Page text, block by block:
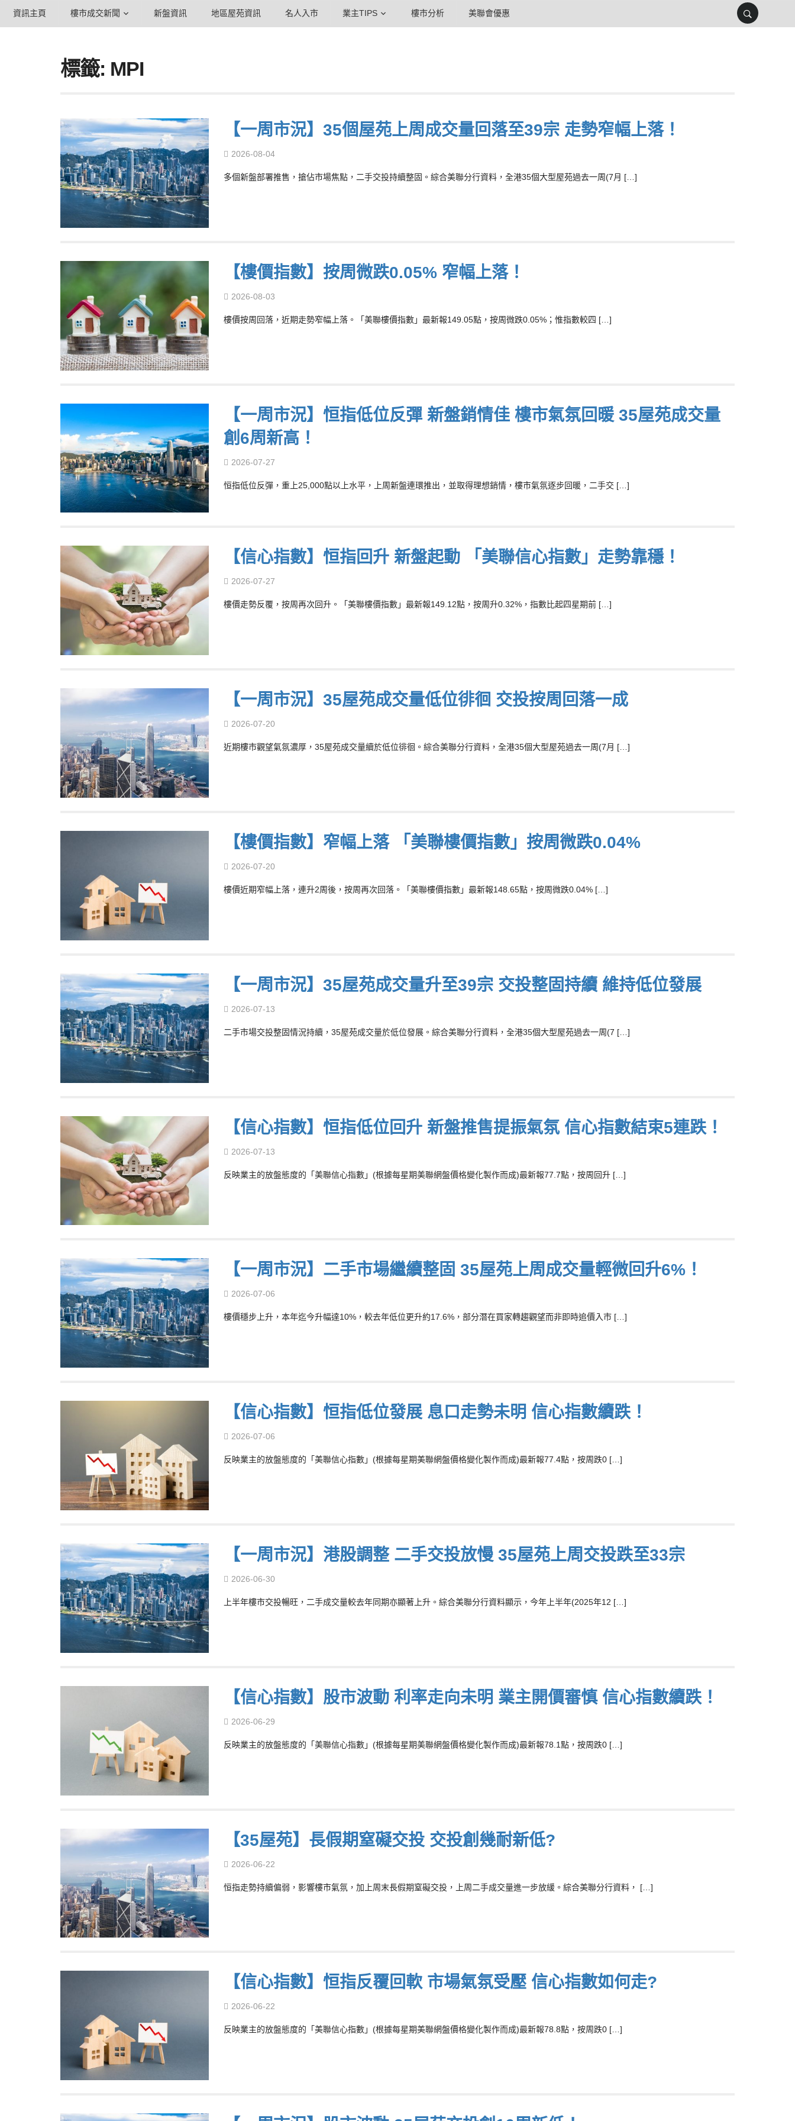
資訊主頁 樓市成交新聞 新盤資訊 地區屋苑資訊 名人入市 業主TIPS 樓市分析 美聯會優惠
標籤: MPI
【一周市況】35個屋苑上周成交量回落至39宗 走勢窄幅上落！
2026-08-04
多個新盤部署推售，搶佔市場焦點，二手交投持續整固。綜合美聯分行資料，全港35個大型屋苑過去一周(7月 […]
【樓價指數】按周微跌0.05% 窄幅上落！
2026-08-03
樓價按周回落，近期走勢窄幅上落。「美聯樓價指數」最新報149.05點，按周微跌0.05%；惟指數較四 […]
【一周市況】恒指低位反彈 新盤銷情佳 樓市氣氛回暖 35屋苑成交量
創6周新高！
2026-07-27
恒指低位反彈，重上25,000點以上水平，上周新盤連環推出，並取得理想銷情，樓市氣氛逐步回暖，二手交 […]
【信心指數】恒指回升 新盤起動 「美聯信心指數」走勢靠穩！
2026-07-27
樓價走勢反覆，按周再次回升。「美聯樓價指數」最新報149.12點，按周升0.32%，指數比起四星期前 […]
【一周市況】35屋苑成交量低位徘徊 交投按周回落一成
2026-07-20
近期樓市觀望氣氛濃厚，35屋苑成交量續於低位徘徊。綜合美聯分行資料，全港35個大型屋苑過去一周(7月 […]
【樓價指數】窄幅上落 「美聯樓價指數」按周微跌0.04%
2026-07-20
樓價近期窄幅上落，連升2周後，按周再次回落。「美聯樓價指數」最新報148.65點，按周微跌0.04% […]
【一周市況】35屋苑成交量升至39宗 交投整固持續 維持低位發展
2026-07-13
二手市場交投整固情況持續，35屋苑成交量於低位發展。綜合美聯分行資料，全港35個大型屋苑過去一周(7 […]
【信心指數】恒指低位回升 新盤推售提振氣氛 信心指數結束5連跌！
2026-07-13
反映業主的放盤態度的「美聯信心指數」(根據每星期美聯網盤價格變化製作而成)最新報77.7點，按周回升 […]
【一周市況】二手市場繼續整固 35屋苑上周成交量輕微回升6%！
2026-07-06
樓價穩步上升，本年迄今升幅達10%，較去年低位更升約17.6%，部分潛在買家轉趨觀望而非即時追價入市 […]
【信心指數】恒指低位發展 息口走勢未明 信心指數續跌！
2026-07-06
反映業主的放盤態度的「美聯信心指數」(根據每星期美聯網盤價格變化製作而成)最新報77.4點，按周跌0 […]
【一周市況】港股調整 二手交投放慢 35屋苑上周交投跌至33宗
2026-06-30
上半年樓市交投暢旺，二手成交量較去年同期亦顯著上升。綜合美聯分行資料顯示，今年上半年(2025年12 […]
【信心指數】股市波動 利率走向未明 業主開價審慎 信心指數續跌！
2026-06-29
反映業主的放盤態度的「美聯信心指數」(根據每星期美聯網盤價格變化製作而成)最新報78.1點，按周跌0 […]
【35屋苑】長假期窒礙交投 交投創幾耐新低?
2026-06-22
恒指走勢持續偏弱，影響樓市氣氛，加上周末長假期窒礙交投，上周二手成交量進一步放緩。綜合美聯分行資料， […]
【信心指數】恒指反覆回軟 市場氣氛受壓 信心指數如何走?
2026-06-22
反映業主的放盤態度的「美聯信心指數」(根據每星期美聯網盤價格變化製作而成)最新報78.8點，按周跌0 […]